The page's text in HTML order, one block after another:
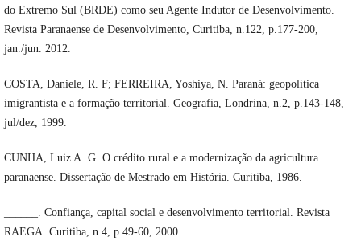
do Extremo Sul (BRDE) como seu Agente Indutor de Desenvolvimento.
Revista Paranaense de Desenvolvimento, Curitiba, n.122, p.177-200,
jan./jun. 2012.
COSTA, Daniele, R. F; FERREIRA, Yoshiya, N. Paraná: geopolítica
imigrantista e a formação territorial. Geografia, Londrina, n.2, p.143-148,
jul/dez, 1999.
CUNHA, Luiz A. G. O crédito rural e a modernização da agricultura
paranaense. Dissertação de Mestrado em História. Curitiba, 1986.
______. Confiança, capital social e desenvolvimento territorial. Revista
RAEGA. Curitiba, n.4, p.49-60, 2000.